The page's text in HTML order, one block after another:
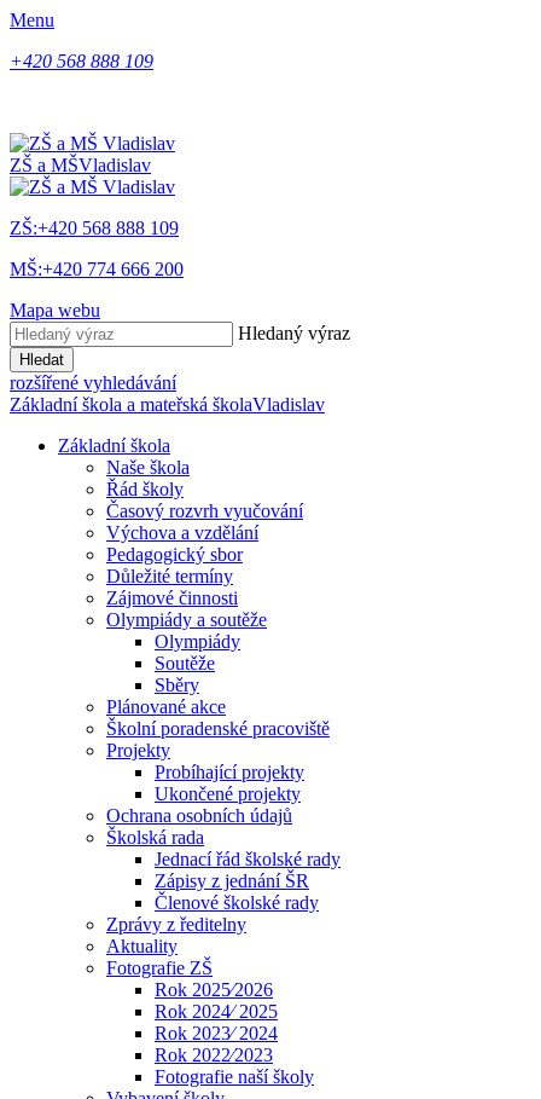
Menu
+420 568 888 109
ZŠ a MŠVladislav
ZŠ:+420 568 888 109
MŠ:+420 774 666 200
Mapa webu
Hledaný výraz
Hledat
rozšířené vyhledávání
Základní škola a mateřská školaVladislav
Základní škola
Naše škola
Řád školy
Časový rozvrh vyučování
Výchova a vzdělání
Pedagogický sbor
Důležité termíny
Zájmové činnosti
Olympiády a soutěže
Olympiády
Soutěže
Sběry
Plánované akce
Školní poradenské pracoviště
Projekty
Probíhající projekty
Ukončené projekty
Ochrana osobních údajů
Školská rada
Jednací řád školské rady
Zápisy z jednání ŠR
Členové školské rady
Zprávy z ředitelny
Aktuality
Fotografie ZŠ
Rok 2025⁄2026
Rok 2024⁄ 2025
Rok 2023⁄ 2024
Rok 2022⁄2023
Fotografie naší školy